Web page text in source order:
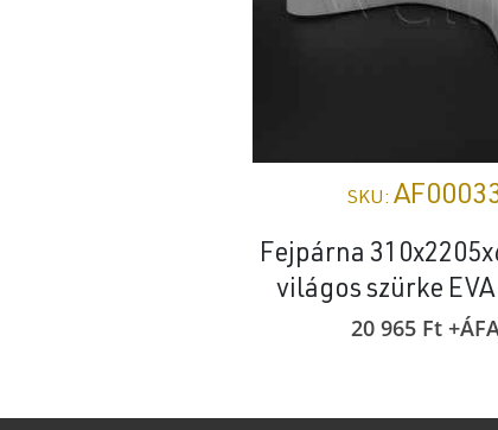
SKU:
Fejpárna
világos szürke
20 965 Ft